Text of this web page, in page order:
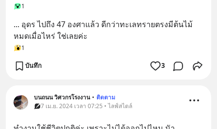
1
... อุดร ไปถึง 47 องศาแล้ว ดีกว่าทะเลทรายตรงมีต้นไม้
หมดเมื่อไหร่ ใช่เลยค่ะ
1
บันทึก 3
บนถนน วิศวกรโรงงาน • ติดตาม
7 เม.ย. 2024 เวลา 07:25 • ไลฟ์สไตล์